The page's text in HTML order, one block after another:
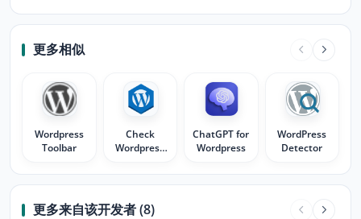
更多相似
Wordpress
Toolbar
Check
Wordpress
ChatGPT for
Wordpress
WordPress
Detector
更多来自该开发者 (8)